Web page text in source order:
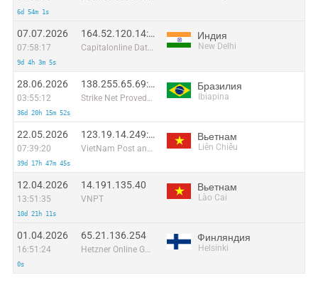
6d 54m 1s
07.07.2026
07:58:17
9d 4h 3m 5s
164.52.120.14:16892
Capitalonline Data Service (HK) Co
Индия
New Delhi
28.06.2026
03:55:12
36d 20h 15m 52s
138.255.65.69:35289
Strike Net Provedor de Acesso a Internet
Бразилия
Ibiapina
22.05.2026
07:39:20
39d 17h 47m 45s
123.19.14.249:51218
VietNam Post and Telecom Corporation
Вьетнам
Liên Chiểu
12.04.2026
13:51:35
10d 21h 11s
14.191.135.40
VNPT
Вьетнам
Lào Cai
01.04.2026
16:51:24
0s
65.21.136.254
Hetzner Online GmbH
Финляндия
Helsinki